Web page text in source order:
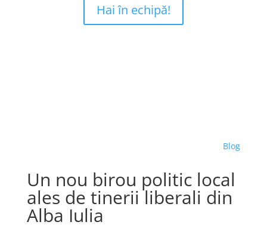
Hai în echipă!
Blog
Un nou birou politic local
ales de tinerii liberali din
Alba Iulia